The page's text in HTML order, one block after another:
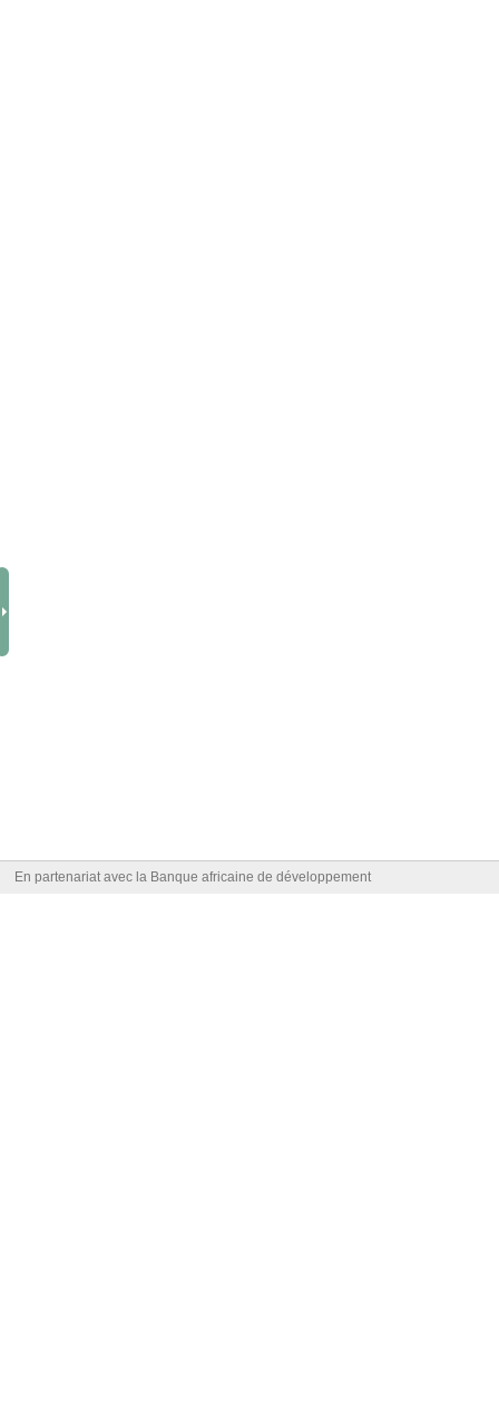
En partenariat avec la Banque africaine de développement